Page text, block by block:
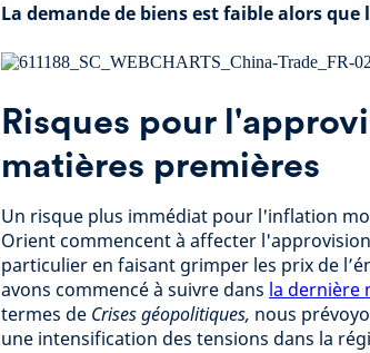
La demande de biens est faible alors que
Risques pour
matières premières
Un risque plus immédiat pour l'inflation
Orient commencent à affecter
particulier en faisant grimper les prix de
avons commencé à suivre dans la dernière
termes de Crises géopolitiques, nous
une intensification des tensions dans la